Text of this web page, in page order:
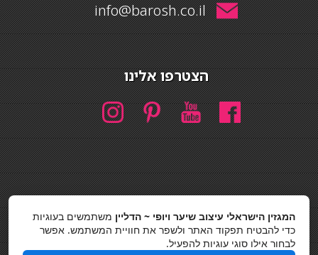
info@barosh.co.il
הצטרפו אלינו
חיפוש
חיפוש
כסאות בר
המגזין הישראלי עיצוב שיער ויופי ~ הדליין משתמשים בעוגיות
כדי להבטיח תפקוד האתר ולשפר את חוויית המשתמש. אפשר
לבחור אילו סוגי עוגיות להפעיל.